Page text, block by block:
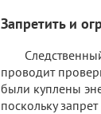
Запретить и
проводит
были куплены
поскольку